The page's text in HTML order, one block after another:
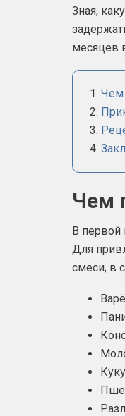
Зная,
месяцев
Чем
Чем
В первой
Для
смеси, в